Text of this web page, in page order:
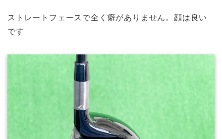
ストレートフェースで全く癖がありません。顔は良い
です